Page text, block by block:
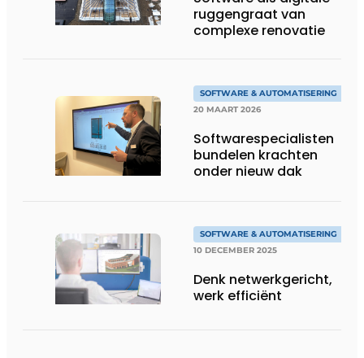
ruggengraat van
complexe renovatie
SOFTWARE & AUTOMATISERING
20 MAART 2026
Softwarespecialisten
bundelen krachten
onder nieuw dak
SOFTWARE & AUTOMATISERING
10 DECEMBER 2025
Denk netwerkgericht,
werk efficiënt